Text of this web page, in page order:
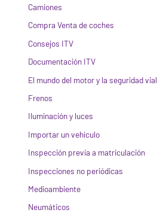
Camiones
Compra Venta de coches
Consejos ITV
Documentación ITV
El mundo del motor y la seguridad vial
Frenos
Iluminación y luces
Importar un vehículo
Inspección previa a matriculación
Inspecciones no periódicas
Medioambiente
Neumáticos